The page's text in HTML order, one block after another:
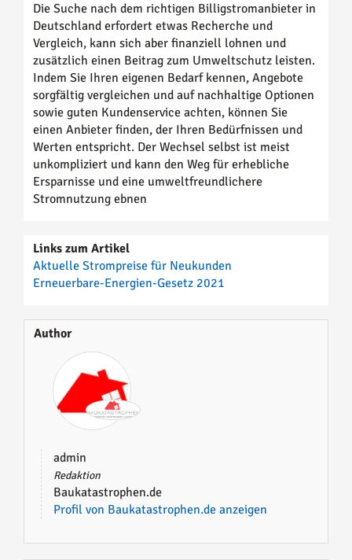
Die Suche nach dem richtigen Billigstromanbieter in
Deutschland erfordert etwas Recherche und
Vergleich, kann sich aber finanziell lohnen und
zusätzlich einen Beitrag zum Umweltschutz leisten.
Indem Sie Ihren eigenen Bedarf kennen, Angebote
sorgfältig vergleichen und auf nachhaltige Optionen
sowie guten Kundenservice achten, können Sie
einen Anbieter finden, der Ihren Bedürfnissen und
Werten entspricht. Der Wechsel selbst ist meist
unkompliziert und kann den Weg für erhebliche
Ersparnisse und eine umweltfreundlichere
Stromnutzung ebnen
Links zum Artikel
Aktuelle Strompreise für Neukunden
Erneuerbare-Energien-Gesetz 2021
Author
admin
Redaktion
Baukatastrophen.de
Profil von Baukatastrophen.de anzeigen